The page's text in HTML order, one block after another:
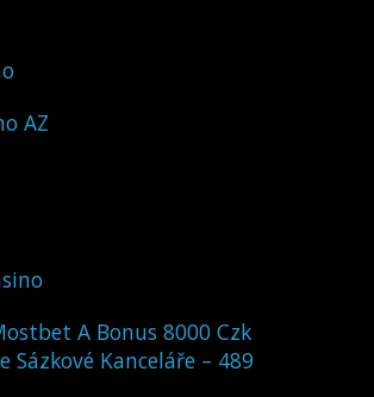
AZ
A Bonus 8000 Czk
Sázkové Kanceláře – 489